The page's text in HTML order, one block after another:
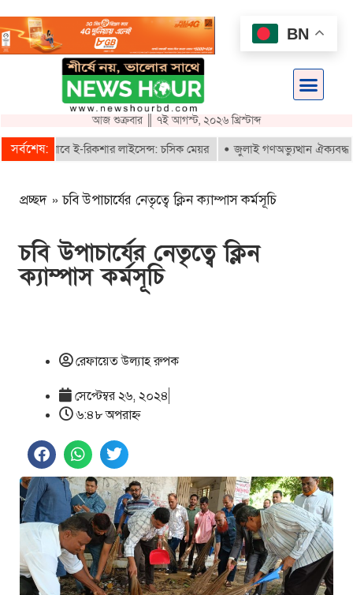
আজ শুক্রবার ║ ৭ই আগস্ট, ২০২৬ খ্রিস্টাব্দ
সর্বশেষ:
পাবে ই-রিকশার লাইসেন্স: চসিক মেয়র জুলাই গণঅভ্যুত্থান ঐক্যবদ্ধ
প্রচ্ছদ »চবি উপাচার্যের নেতৃত্বে ক্লিন ক্যাম্পাস কর্মসূচি
চবি উপাচার্যের নেতৃত্বে ক্লিন
ক্যাম্পাস কর্মসূচি
রেফায়েত উল্যাহ রুপক
সেপ্টেম্বর ২৬, ২০২৪
৬:৪৮ অপরাহ্ণ
BN